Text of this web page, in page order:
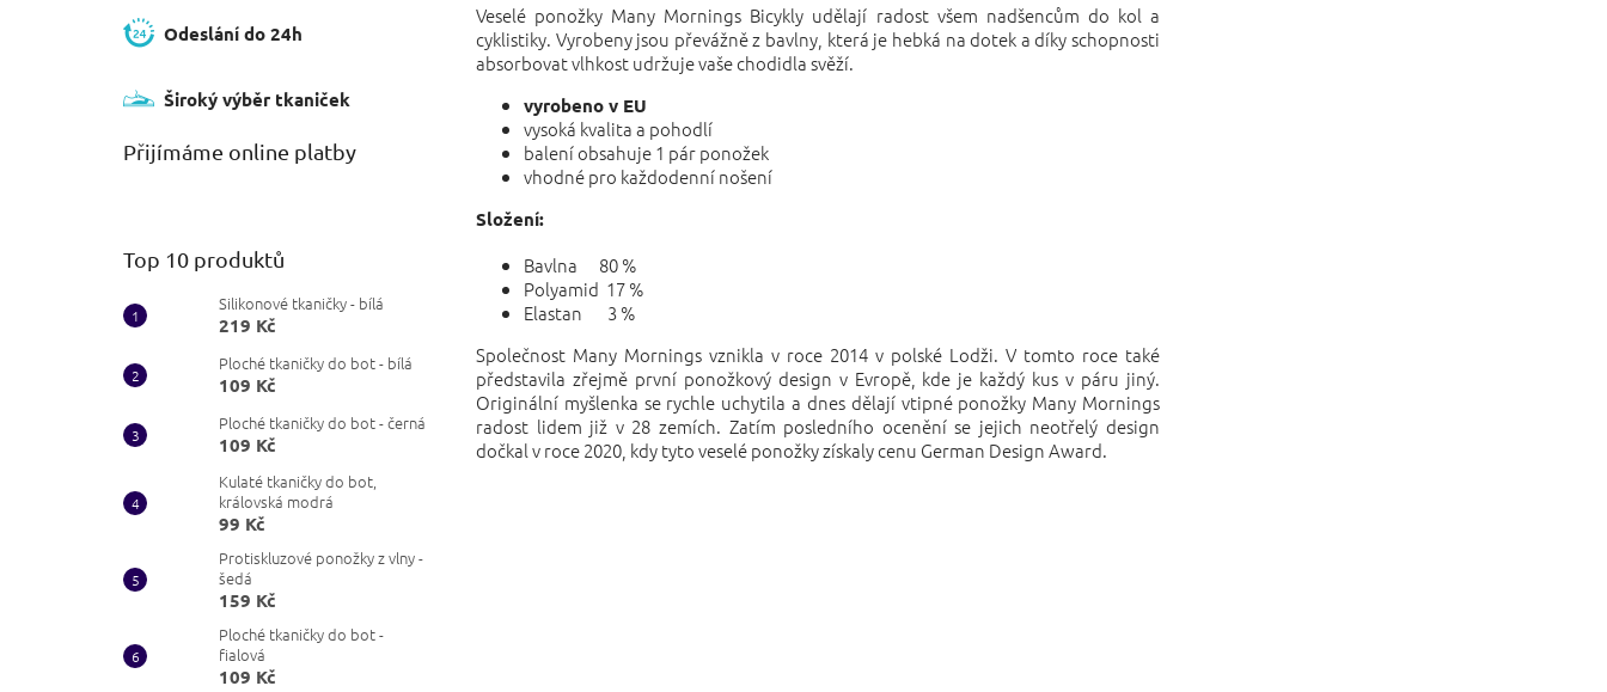
Odeslání do 24h
Široký výběr tkaniček
Přijímáme online platby
Top 10 produktů
Silikonové tkaničky - bílá
219 Kč
Ploché tkaničky do bot - bílá
109 Kč
Ploché tkaničky do bot - černá
109 Kč
Kulaté tkaničky do bot,
královská modrá
99 Kč
Protiskluzové ponožky z vlny -
šedá
159 Kč
Ploché tkaničky do bot -
fialová
109 Kč
Veselé ponožky Many Mornings Bicykly udělají radost všem nadšencům do kol a
cyklistiky. Vyrobeny jsou převážně z bavlny, která je hebká na dotek a díky schopnosti
absorbovat vlhkost udržuje vaše chodidla svěží.
vyrobeno v EU
vysoká kvalita a pohodlí
balení obsahuje 1 pár ponožek
vhodné pro každodenní nošení
Složení:
Bavlna 80 %
Polyamid 17 %
Elastan 3 %
Společnost Many Mornings vznikla v roce 2014 v polské Lodži. V tomto roce také
představila zřejmě první ponožkový design v Evropě, kde je každý kus v páru jiný.
Originální myšlenka se rychle uchytila a dnes dělají vtipné ponožky Many Mornings
radost lidem již v 28 zemích. Zatím posledního ocenění se jejich neotřelý design
dočkal v roce 2020, kdy tyto veselé ponožky získaly cenu German Design Award.